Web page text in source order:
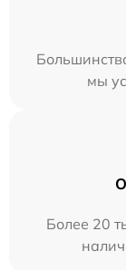
мы
Более 20